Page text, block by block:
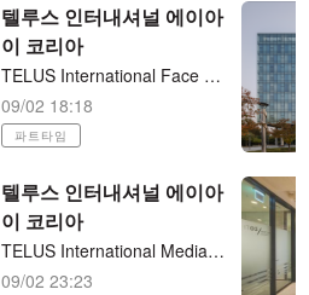
텔루스 인터내셔널 에이아
이 코리아
TELUS International Face Deduplication Collection 재택근무
09/02 18:18
파트타임
텔루스 인터내셔널 에이아
이 코리아
TELUS International Media Search Analyst - Korean (KR) 재택 파트타임 (직장병행 가능)
09/02 23:23